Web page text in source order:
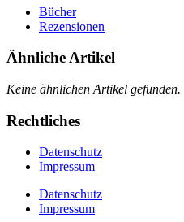
Bücher
Rezensionen
Ähnliche Artikel
Keine ähnlichen Artikel gefunden.
Rechtliches
Datenschutz
Impressum
Datenschutz
Impressum